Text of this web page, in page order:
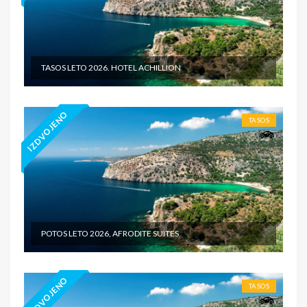
TASOS LETO 2026. HOTEL ACHILLION
IZDVOJENO TASOS
POTOS LETO 2026, AFRODITE SUITES
IZDVOJENO TASOS